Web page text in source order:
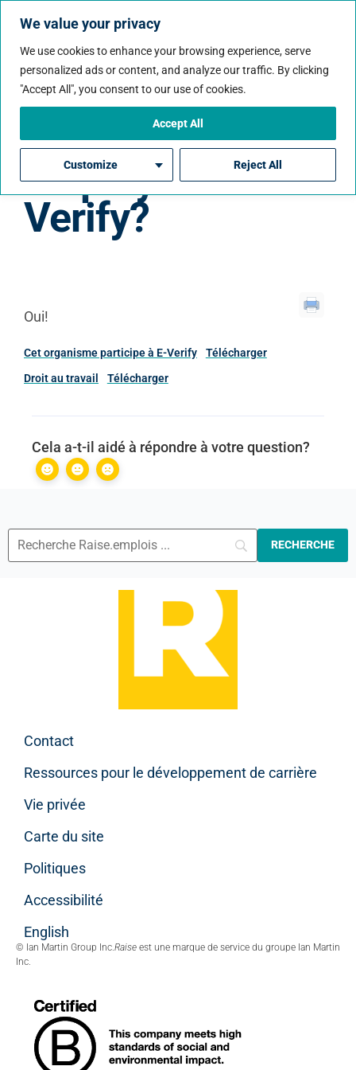
We value your privacy
We use cookies to enhance your browsing experience, serve
personalized ads or content, and analyze our traffic. By clicking
"Accept All", you consent to our use of cookies.
Customize Reject All
Accept All
Est Raise un
employeur E-
Verify?
Oui!
Cet organisme participe à E-Verify
Télécharger
Droit au travail
Télécharger
Cela a-t-il aidé à répondre à votre question?
Contact
Ressources pour le développement de carrière
Vie privée
Carte du site
Politiques
Accessibilité
English
© Ian Martin Group Inc. Raise est une marque de service du groupe Ian Martin
Inc.